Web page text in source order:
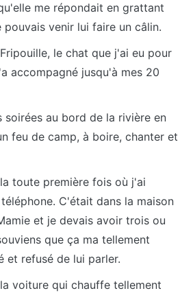
me répondait en grattant
venir lui faire un câlin.
le chat que j'ai eu pour
accompagné jusqu'à mes 20
soirées au bord de la rivière en
feu de camp, à boire, chanter et
toute première fois où j'ai
C'était dans la maison
et je devais avoir trois ou
que ça ma tellement
et refusé de lui parler.
voiture qui chauffe tellement